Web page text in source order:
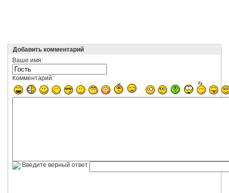
Добавить комментарий
Ваше имя:
Комментарий:
Введите верный ответ